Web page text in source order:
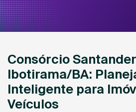
Consórcio
Ibotirama/BA:
Inteligente para
Veículos